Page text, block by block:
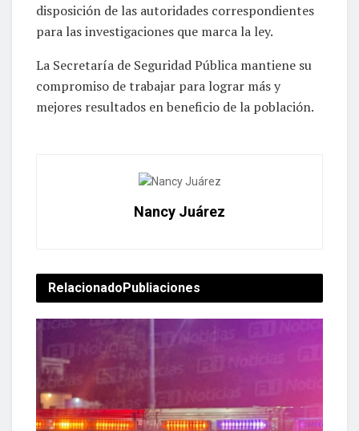
disposición de las autoridades correspondientes
para las investigaciones que marca la ley.
La Secretaría de Seguridad Pública mantiene su
compromiso de trabajar para lograr más y
mejores resultados en beneficio de la población.
Nancy Juárez
RelacionadoPubliaciones